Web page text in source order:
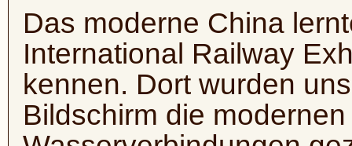
Das moderne China
International Railway
kennen. Dort wurden
Bildschirm die